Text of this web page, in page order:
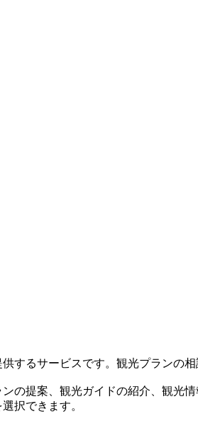
するサービスです。観光プランの
の提案、観光ガイドの紹介、観光
択できます。